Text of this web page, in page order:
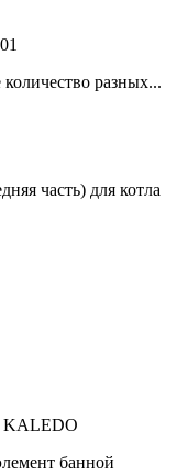
разных...
часть) для котла
KALEDO
банной